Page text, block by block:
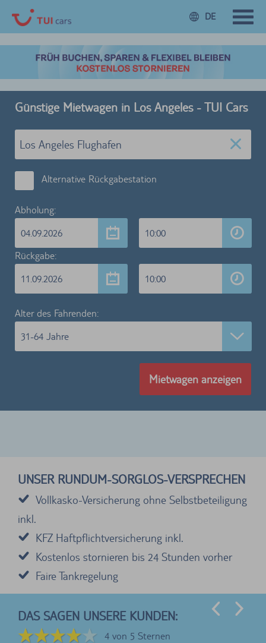
DE
Günstige Mietwagen in Los Angeles - TUI Cars
Alternative Rückgabestation
Abholung:
04.09.2026
10:00
Rückgabe:
11.09.2026
10:00
Alter des Fahrenden:
31-64 Jahre
Mietwagen anzeigen
UNSER RUNDUM-SORGLOS-VERSPRECHEN
Vollkasko-Versicherung ohne Selbstbeteiligung
inkl.
KFZ Haftpflichtversicherung inkl.
Kostenlos stornieren bis 24 Stunden vorher
Faire Tankregelung
DAS SAGEN UNSERE KUNDEN:
4 von 5 Sternen